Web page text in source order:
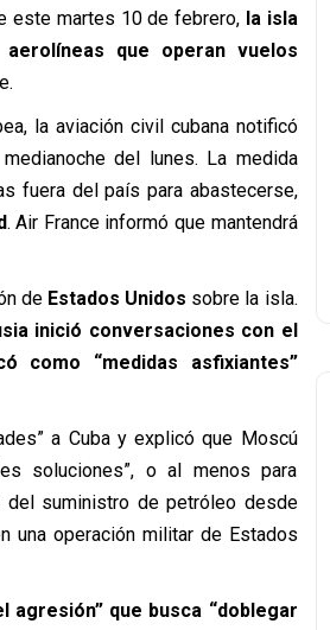
este martes 10 de febrero, la isla
que operan vuelos
la aviación civil cubana notificó
del lunes. La medida
fuera del país para abastecerse,
. Air France informó que mantendrá
de Estados Unidos sobre la isla.
inició conversaciones con el
como “medidas asfixiantes”
a Cuba y explicó que Moscú
soluciones”, o al menos para
suministro de petróleo desde
una operación militar de Estados
agresión” que busca “doblegar